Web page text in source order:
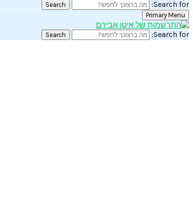
Search for:
Search
Primary Menu
Search for:
Search